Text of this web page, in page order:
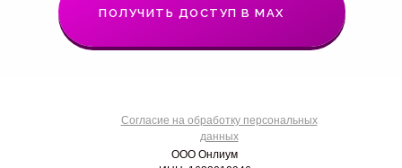
ПОЛУЧИТЬ ДОСТУП В MAX
ООО Онлиум
Согласие на обработку персональных
данных